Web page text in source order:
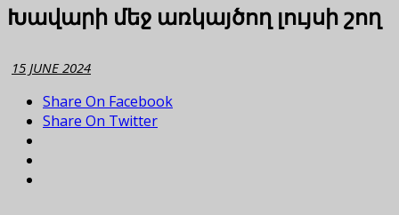
Խավարի մեջ առկայծող լույսի շող
15 JUNE 2024
Share On Facebook
Share On Twitter